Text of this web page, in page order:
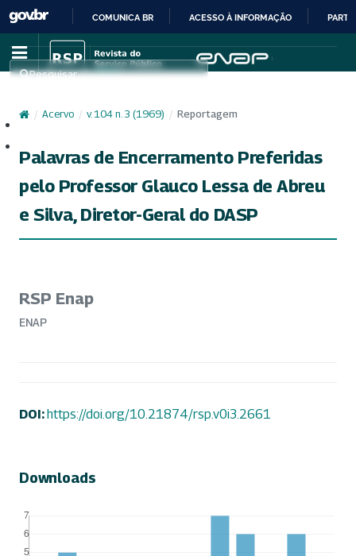
IR
PARA
CONTEÚDO
COMUNICA BR ACESSO À INFORMAÇÃO
Pesquisar
/ Acervo / v. 104 n. 3 (1969) / Reportagem
Palavras de Encerramento Preferidas
pelo Professor Glauco Lessa de Abreu
e Silva, Diretor-Geral do DASP
RSP Enap
ENAP
DOI:https://doi.org/10.21874/rsp.v0i3.2661
Downloads